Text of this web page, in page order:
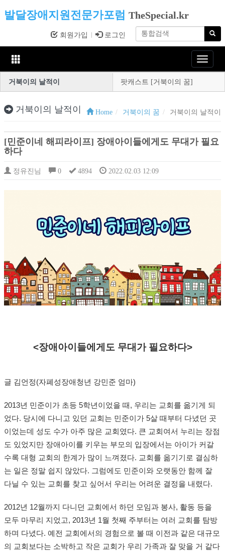
발달장애지원전문가포럼 TheSpecial.kr
회원가입 로그인
Toggle
거북이의 날적이
팟캐스트 [거북이의 꿈]
거북이의 날적이 Home 거북이의 꿈 거북이의 날적이
[민준이네 해피라이프] 장애아이들에게도 무대가 필요
하다
정유진님 0 4894 2022.02.03 12:09
<장애아이들에게도 무대가 필요하다>
글 김언정(자폐성장애청년 강민준 엄마)
2013년 민준이가 초등 5학년이었을 때, 우리는 교회를 옮기게 되
었다. 당시에 다니고 있던 교회는 민준이가 5살 때부터 다녔던 곳
이었는데 성도 수가 아주 많은 교회였다. 큰 교회여서 누리는 장점
도 있었지만 장애아이를 키우는 부모의 입장에서는 아이가 커갈
수록 대형 교회의 한계가 많이 느껴졌다. 교회를 옮기기로 결심하
는 일은 정말 쉽지 않았다. 그럼에도 민준이와 오랫동안 함께 잘
다닐 수 있는 교회를 찾고 싶어서 우리는 어려운 결정을 내렸다.
2012년 12월까지 다니던 교회에서 하던 모임과 봉사, 활동 등을
모두 마무리 지었고, 2013년 1월 첫째 주부터는 여러 교회를 탐방
하며 다녔다. 예전 교회에서의 경험으로 볼 때 이전과 같은 대규모
의 교회보다는 소박하고 작은 교회가 우리 가족과 잘 맞을 거 같다